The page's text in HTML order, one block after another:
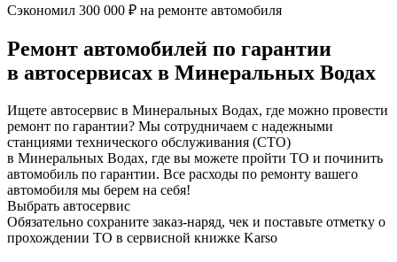
Сэкономил 300 000 ₽ на ремонте автомобиля
Ремонт автомобилей по гарантии
в автосервисах в Минеральных Водах
Ищете автосервис в Минеральных Водах, где можно провести
ремонт по гарантии? Мы сотрудничаем с надежными
станциями технического обслуживания (СТО)
в Минеральных Водах, где вы можете пройти ТО и починить
автомобиль по гарантии. Все расходы по ремонту вашего
автомобиля мы берем на себя!
Выбрать автосервис
Обязательно сохраните заказ-наряд, чек и поставьте отметку о
прохождении ТО в сервисной книжке Karso